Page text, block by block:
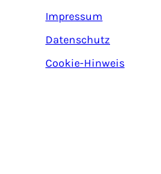
Impressum
Datenschutz
Cookie-Hinweis